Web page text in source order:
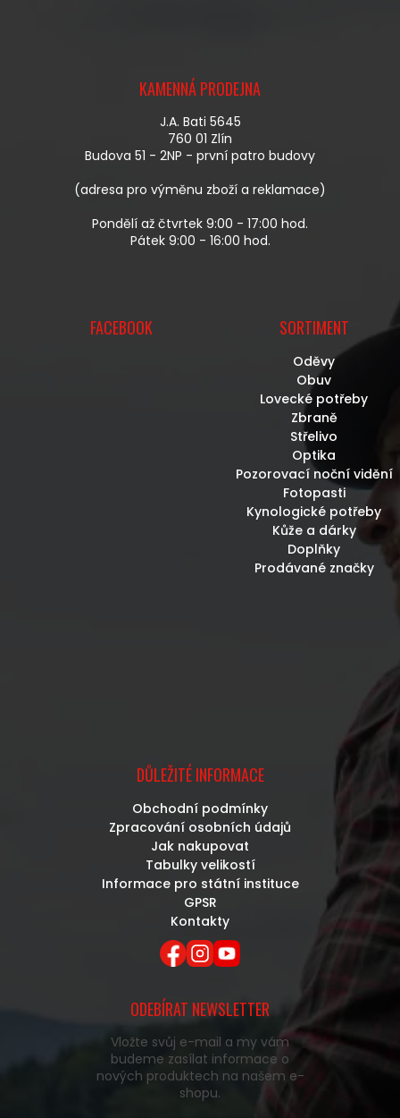
Í
P
R
V
K
V
P
I
KAMENNÁ PRODEJNA
J.A. Bati 5645
760 01 Zlín
Budova 51 - 2NP - první patro budovy
(adresa pro výměnu zboží a reklamace)
Pondělí až čtvrtek 9:00 - 17:00 hod.
Pátek 9:00 - 16:00 hod.
FACEBOOK SORTIMENT
Oděvy
Obuv
Lovecké potřeby
Zbraně
Střelivo
Optika
Pozorovací noční vidění
Fotopasti
Kynologické potřeby
Kůže a dárky
Doplňky
Prodávané značky
DŮLEŽITÉ INFORMACE
Obchodní podmínky
Zpracování osobních údajů
Jak nakupovat
Tabulky velikostí
Informace pro státní instituce
GPSR
Kontakty
ODEBÍRAT NEWSLETTER
Vložte svůj e-mail a my vám
budeme zasílat informace o
nových produktech na našem e-
shopu.